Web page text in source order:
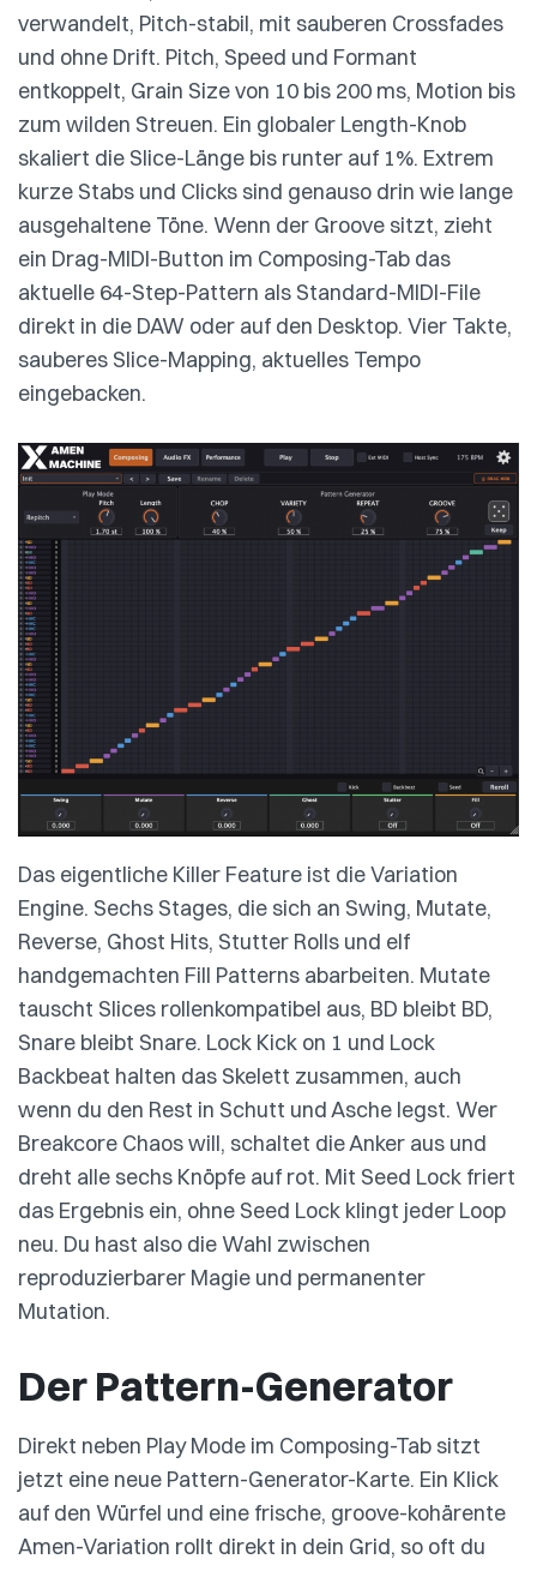
verwandelt, Pitch-stabil, mit sauberen Crossfades
und ohne Drift. Pitch, Speed und Formant
entkoppelt, Grain Size von 10 bis 200 ms, Motion bis
zum wilden Streuen. Ein globaler Length-Knob
skaliert die Slice-Länge bis runter auf 1%. Extrem
kurze Stabs und Clicks sind genauso drin wie lange
ausgehaltene Töne. Wenn der Groove sitzt, zieht
ein Drag-MIDI-Button im Composing-Tab das
aktuelle 64-Step-Pattern als Standard-MIDI-File
direkt in die DAW oder auf den Desktop. Vier Takte,
sauberes Slice-Mapping, aktuelles Tempo
eingebacken.
Das eigentliche Killer Feature ist die Variation
Engine. Sechs Stages, die sich an Swing, Mutate,
Reverse, Ghost Hits, Stutter Rolls und elf
handgemachten Fill Patterns abarbeiten. Mutate
tauscht Slices rollenkompatibel aus, BD bleibt BD,
Snare bleibt Snare. Lock Kick on 1 und Lock
Backbeat halten das Skelett zusammen, auch
wenn du den Rest in Schutt und Asche legst. Wer
Breakcore Chaos will, schaltet die Anker aus und
dreht alle sechs Knöpfe auf rot. Mit Seed Lock friert
das Ergebnis ein, ohne Seed Lock klingt jeder Loop
neu. Du hast also die Wahl zwischen
reproduzierbarer Magie und permanenter
Mutation.
Der Pattern-Generator
Direkt neben Play Mode im Composing-Tab sitzt
jetzt eine neue Pattern-Generator-Karte. Ein Klick
auf den Würfel und eine frische, groove-kohärente
Amen-Variation rollt direkt in dein Grid, so oft du